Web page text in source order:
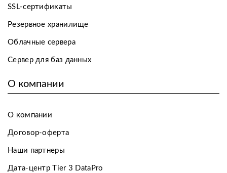
SSL-сертификаты
Резервное хранилище
Облачные сервера
Сервер для баз данных
О компании
О компании
Договор-оферта
Наши партнеры
Дата-центр Tier 3 DataPro